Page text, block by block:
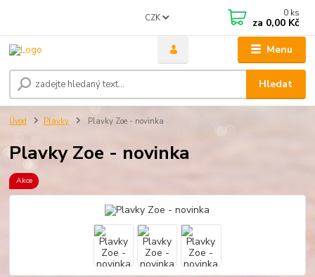
Menu
CZK
Hledat
0 ks
za 0,00 Kč
Úvod Plavky Plavky Zoe - novinka
Plavky Zoe - novinka
Akce